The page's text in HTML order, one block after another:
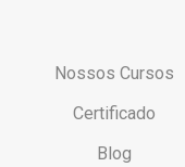
Nossos Cursos
Certificado
Blog